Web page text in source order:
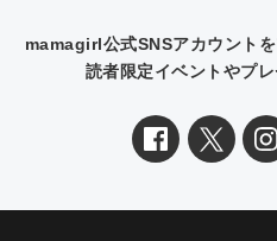
mamagirl公式SNSアカウント
読者限定イベントやプ